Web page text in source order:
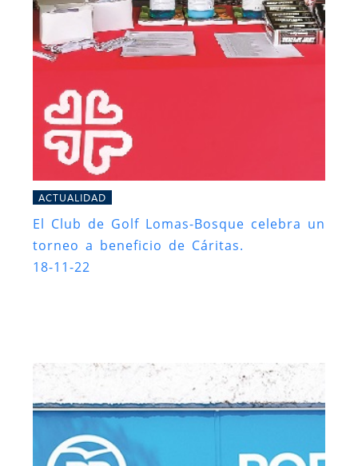
ACTUALIDAD
El Club de Golf Lomas-Bosque celebra un
torneo a beneficio de Cáritas.
18-11-22